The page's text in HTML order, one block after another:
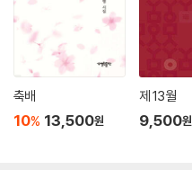
축배
10% 13,500원
제 13월
9,500원